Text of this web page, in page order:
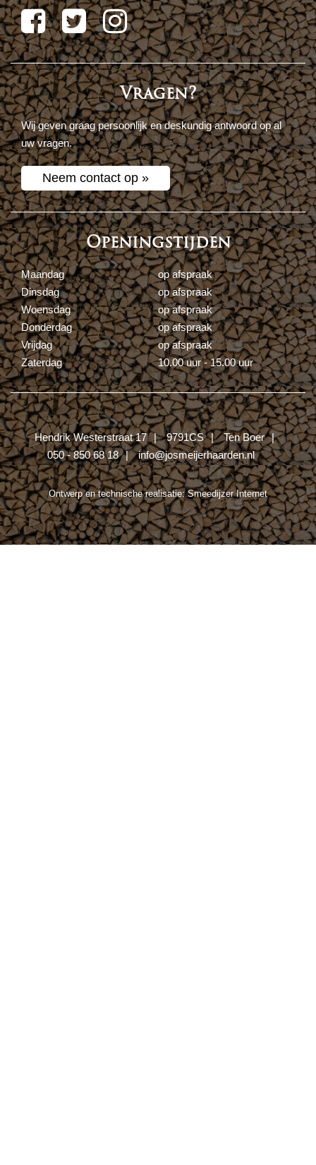
Vragen?
Wij geven graag persoonlijk en deskundig antwoord op al
uw vragen.
Neem contact op »
Openingstijden
Maandag
op afspraak
Dinsdag
op afspraak
Woensdag
op afspraak
Donderdag
op afspraak
Vrijdag
op afspraak
Zaterdag
10.00 uur - 15.00 uur
Hendrik Westerstraat 17 9791CS
Ten Boer
050 - 850 68 18
info@josmeijerhaarden.nl
Ontwerp en technische realisatie:Smeedijzer Internet